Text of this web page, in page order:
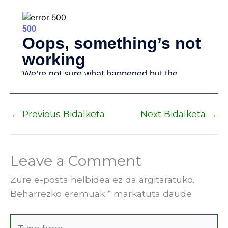
← Previous Bidalketa Next Bidalketa →
Leave a Comment
Zure e-posta helbidea ez da argitaratuko.
Beharrezko eremuak * markatuta daude